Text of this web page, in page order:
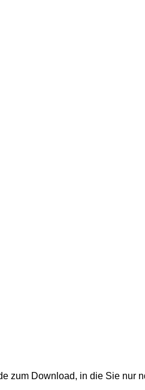
zum Download, in die Sie nur